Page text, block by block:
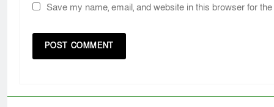
Save my name, email, and website in this browser for